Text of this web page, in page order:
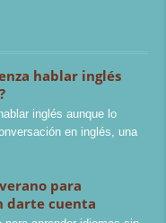
hablar inglés
inglés aunque lo
en inglés, una
para
darte cuenta